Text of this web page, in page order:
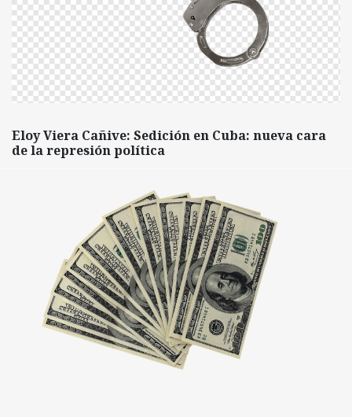
Eloy Viera Cañive: Sedición en Cuba: nueva cara
de la represión política